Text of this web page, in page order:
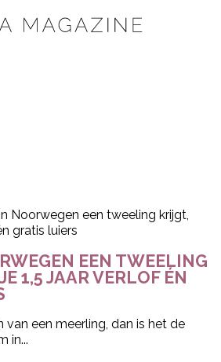
EEN TWEELING
1,5 JAAR VERLOF ÉN
van een meerling, dan is het de
in...